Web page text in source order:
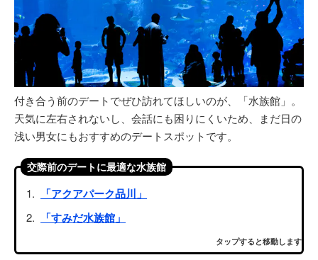
付き合う前のデートでぜひ訪れてほしいのが、「水族館」。
天気に左右されないし、会話にも困りにくいため、まだ日の
浅い男女にもおすすめのデートスポットです。
交際前のデートに最適な水族館
「アクアパーク品川」
「すみだ水族館」
タップすると移動します